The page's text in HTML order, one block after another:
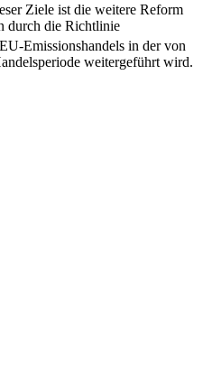
Ziele ist die weitere Reform
durch die Richtlinie
Emissionshandels in der von
weitergeführt wird.